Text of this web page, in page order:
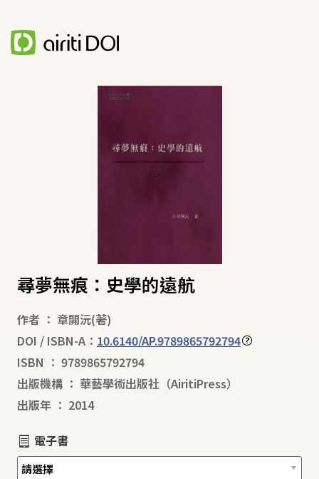
尋夢無痕：史學的遠航
作者 ： 章開沅(著)
DOI / ISBN-A： 10.6140/AP.9789865792794
ISBN ： 9789865792794
出版機構 ： 華藝學術出版社（AiritiPress）
出版年 ： 2014
電子書